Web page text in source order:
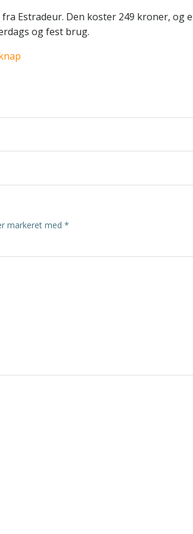
Estradeur. Den koster 249 kroner, og
og fest brug.
markeret med *